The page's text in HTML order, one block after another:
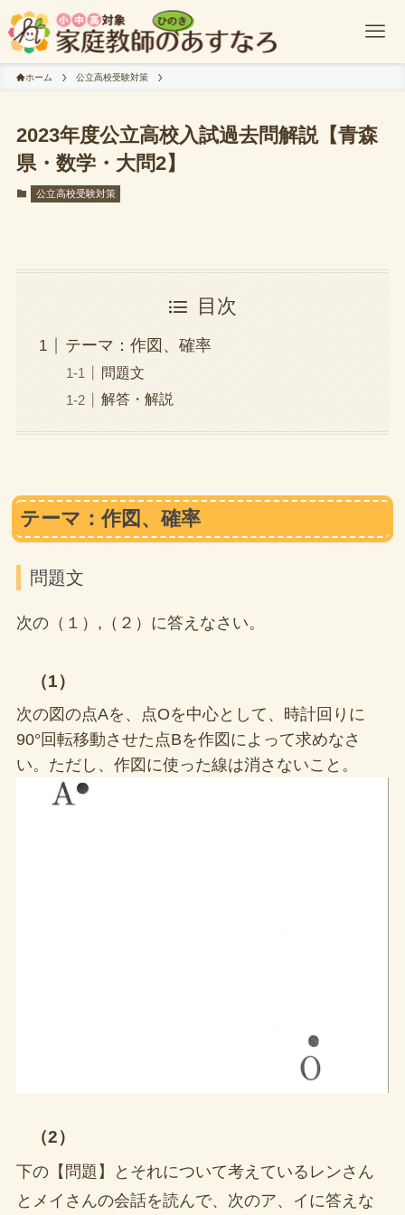
ホーム 公立高校受験対策
2023年度公立高校入試過去問解説【青森
県・数学・大問2】
公立高校受験対策
目次
テーマ：作図、確率
問題文
解答・解説
テーマ：作図、確率
問題文
次の（１）,（２）に答えなさい。
（1）
次の図の点Aを、点Oを中心として、時計回りに
90°回転移動させた点Bを作図によって求めなさ
い。ただし、作図に使った線は消さないこと。
（2）
下の【問題】とそれについて考えているレンさん
とメイさんの会話を読んで、次のア、イに答えな